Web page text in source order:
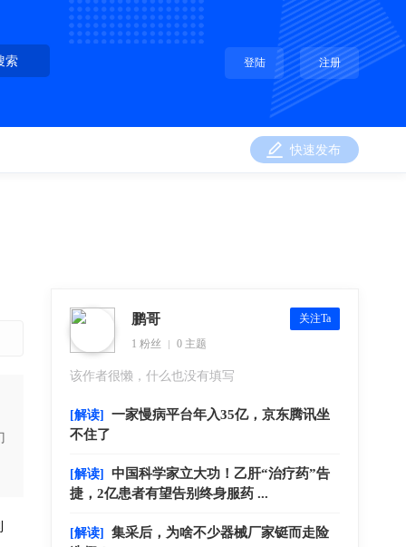
索 登陆 注册
快速发布
鹏哥
关注Ta
1 粉丝
0 主题
该作者很懒，什么也没有填写
[解读]
一家慢病平台年入35亿，京东腾讯坐
不住了
[解读]
中国科学家立大功！乙肝“治疗药”告
捷，2亿患者有望告别终身服药 ...
[解读]
集采后，为啥不少器械厂家铤而走险